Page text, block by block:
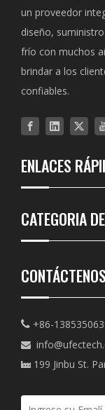
un proveedor
diseño,
frío con muchos
brindar a los
confiables.
ENLACES
CATEGORIA
CONTÁCTENOS
 +86-

 199 Jinbu St.